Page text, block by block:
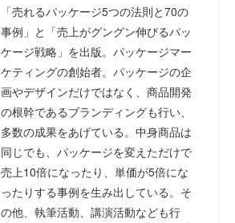
「売れるパッケージ5つの法則と70の
事例」と「売上がグングン伸びるパッ
ケージ戦略」を出版。パッケージマー
ケティングの創始者。パッケージの企
画やデザインだけではなく、商品開発
の根幹であるブランディングも行い、
多数の成果をあげている。中身商品は
同じでも、パッケージを変えただけで
売上10倍になったり、単価が5倍にな
ったりする事例を生み出している。そ
の他、執筆活動、講演活動なども行